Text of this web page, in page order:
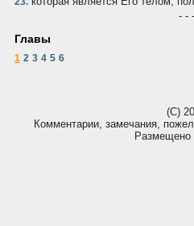
- -
Главы
1 2 3 4 5 6
(С)
Комментарии, замечания,
Размещено